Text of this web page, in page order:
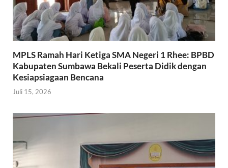
MPLS Ramah Hari Ketiga SMA Negeri 1 Rhee: BPBD
Kabupaten Sumbawa Bekali Peserta Didik dengan
Kesiapsiagaan Bencana
Juli 15, 2026